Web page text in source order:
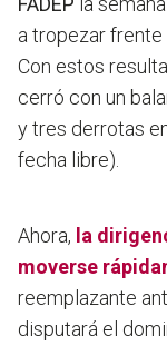
a tropezar
Con estos
cerró con un
y tres derrotas
fecha libre).
Ahora, la
moverse
reemplazante
disputará el